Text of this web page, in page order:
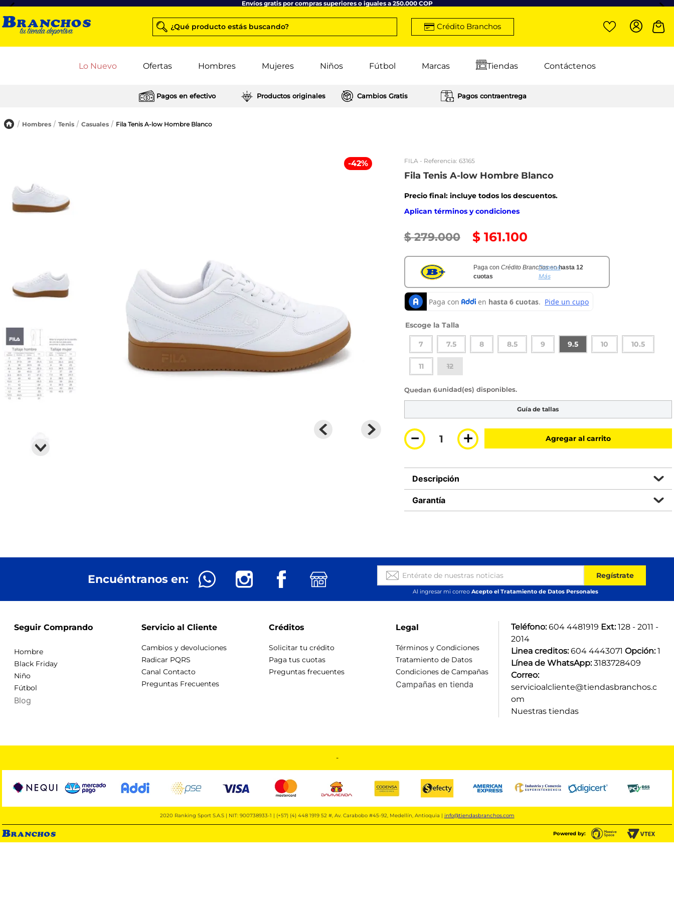
Envíos gratis por compras superiores o iguales a 250.000 COP
¿Qué producto estás buscando? Crédito Branchos
Lo Nuevo Ofertas Hombres Mujeres Niños Fútbol Marcas Tiendas Contáctenos
Pagos en efectivo Productos originales Cambios Gratis Pagos contraentrega
Hombres Tenis Casuales Fila Tenis A-low Hombre Blanco
-42% FILA- Referencia: 63165
Fila Tenis A-low Hombre Blanco
Precio final: incluye todos los descuentos.
Aplican términos y condiciones
$ 279.000 $ 161.100
Paga con Crédito Branchosenhasta 12
cuotas
Conoce
Más
Talla
7 7.5 8 8.5 9 9.5 10 10.5
11 12
6 disponibles
Guía de tallas
＋
－ Agregar al carrito
Descripción
Garantía
Encuéntranos en: Regístrate
Al ingresar mi correo Acepto el Tratamiento de Datos Personales
Seguir Comprando
Hombre
Black Friday
Niño
Fútbol
Blog
Servicio al Cliente
Cambios y devoluciones
Radicar PQRS
Canal Contacto
Preguntas Frecuentes
Créditos
Solicitar tu crédito
Paga tus cuotas
Preguntas frecuentes
Legal
Términos y Condiciones
Tratamiento de Datos
Condiciones de Campañas
Campañas en tienda
Teléfono: 604 4481919 Ext: 128 - 2011 -
2014
Linea creditos: 604 4443071 Opción: 1
Línea de WhatsApp: 3183728409
Correo:
servicioalcliente@tiendasbranchos.c
om
Nuestras tiendas
-
2020 Ranking Sport S.A.S | NIT: 900738933-1 | (+57) (4) 448 1919 52 #, Av. Carabobo #45-92, Medellín, Antioquia | info@tiendasbranchos.com
Powered by: